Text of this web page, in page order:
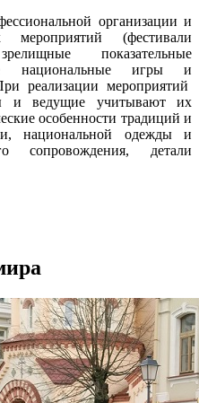
организации и
мероприятий (фестивали
показательные
национальные игры и
реализации мероприятий
и ведущие учитывают их
особенности традиций и
национальной одежды и
сопровождения, детали